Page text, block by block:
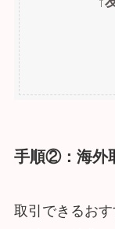
↑
手順②：海外
取引できるお